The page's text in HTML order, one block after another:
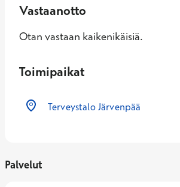
Vastaanotto
Otan vastaan kaikenikäisiä.
Toimipaikat
Terveystalo Järvenpää
Palvelut